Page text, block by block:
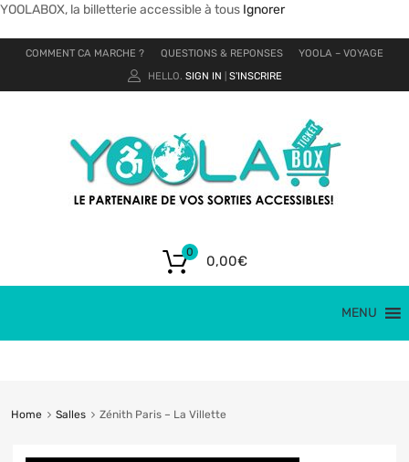
YOOLABOX, la billetterie accessible à tous Ignorer
COMMENT CA MARCHE ? QUESTIONS & REPONSES
YOOLA – VOYAGE
HELLO. SIGN IN S'INSCRIRE
0,00€
0
MENU
Home Salles Zénith Paris – La Villette